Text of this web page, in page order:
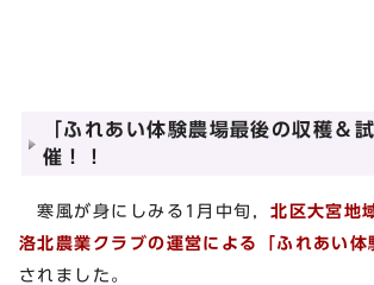
「ふれあい体験農場最後の収穫＆
催！！
寒風が身にしみる1月中旬，北区大宮地
洛北農業クラブの運営による「ふれあい体
されました。